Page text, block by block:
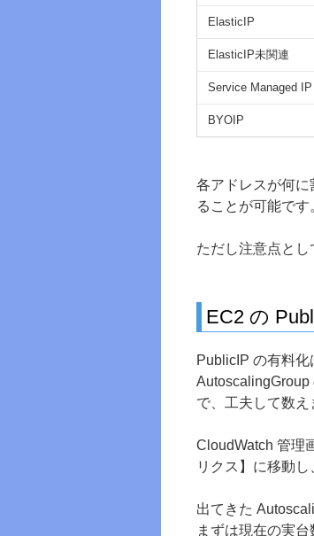
ElasticIP
ElasticIP未関連
Service Managed IP
BYOIP
各アドレスが何
ることが可能です
ただし注意点とし
EC2 の
PublicIP の有料化
AutoscalingGroup
で、工夫して数え
CloudWatch 管理
リクス】に移動
出てきた
まずは現在の実